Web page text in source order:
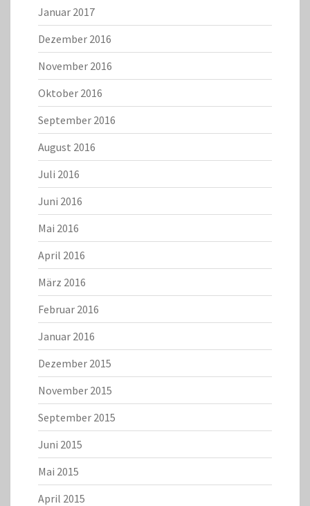
Januar 2017
Dezember 2016
November 2016
Oktober 2016
September 2016
August 2016
Juli 2016
Juni 2016
Mai 2016
April 2016
März 2016
Februar 2016
Januar 2016
Dezember 2015
November 2015
September 2015
Juni 2015
Mai 2015
April 2015